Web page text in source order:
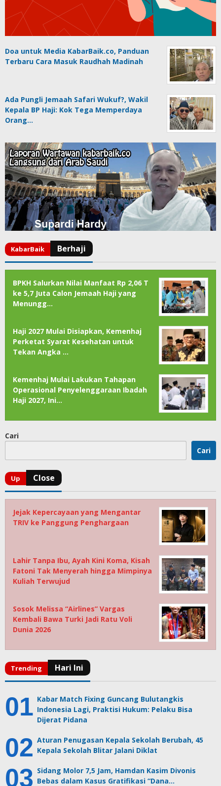
Doa untuk Media KabarBaik.co, Panduan
Terbaru Cara Masuk Raudhah Madinah
Ada Pungli Jemaah Safari Wukuf?, Wakil
Kepala BP Haji: Kok Tega Memperdaya
Orang…
BPKH Salurkan Nilai Manfaat Rp 2,06 T
ke 5,7 Juta Calon Jemaah Haji yang
Menungg…
Haji 2027 Mulai Disiapkan, Kemenhaj
Perketat Syarat Kesehatan untuk
Tekan Angka …
Kemenhaj Mulai Lakukan Tahapan
Operasional Penyelenggaraan Ibadah
Haji 2027, Ini…
Cari
Cari
Jejak Kepercayaan yang Mengantar
TRIV ke Panggung Penghargaan
Lahir Tanpa Ibu, Ayah Kini Koma, Kisah
Fatoni Tak Menyerah hingga Mimpinya
Kuliah Terwujud
Sosok Melissa “Airlines” Vargas
Kembali Bawa Turki Jadi Ratu Voli
Dunia 2026
Kabar Match Fixing Guncang Bulutangkis
Indonesia Lagi, Praktisi Hukum: Pelaku Bisa
Dijerat Pidana
Aturan Penugasan Kepala Sekolah Berubah, 45
Kepala Sekolah Blitar Jalani Diklat
Sidang Molor 7,5 Jam, Hamdan Kasim Divonis
Bebas dalam Kasus Gratifikasi “Dana…